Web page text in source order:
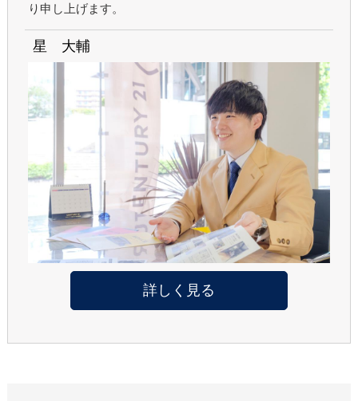
り申し上げます。
星 大輔
詳しく見る